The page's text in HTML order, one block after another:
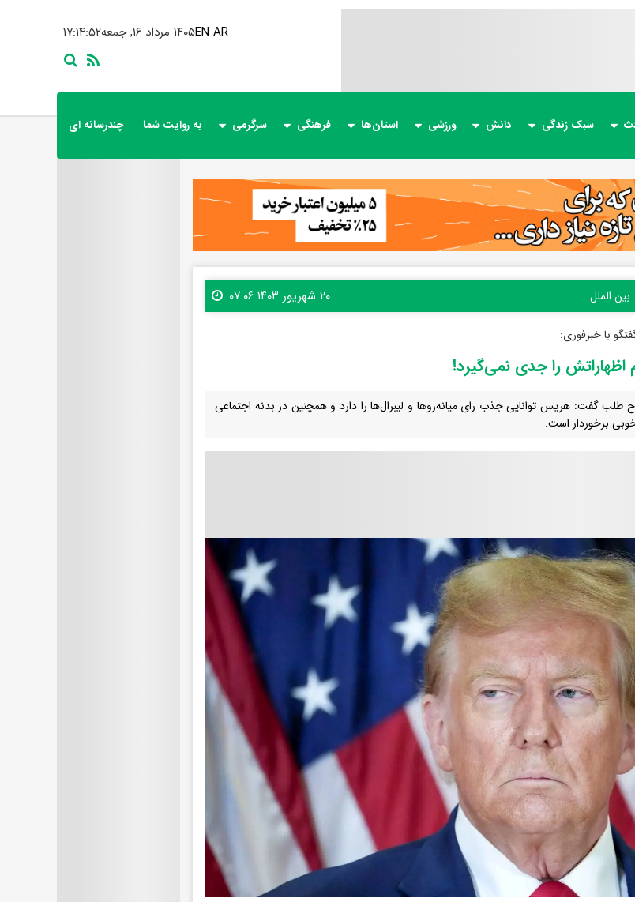
۱۷:۱۴:۵۴ ۱۴۰۵ مرداد ۱۶, جمعهEN AR
سبک زندگی دانش ورزشی استان‌ها فرهنگی سرگرمی به روایت شما چندرسانه ای
بین الملل ۲۰ شهریور ۱۴۰۳ ۰۷:۰۶
با خبرفوری:
را جدی نمی‌گیرد!
گفت: هریس توانایی جذب رای میانه‌روها و لیبرال‌ها را دارد و همچنین در بدنه اجتماعی
برخوردار است.